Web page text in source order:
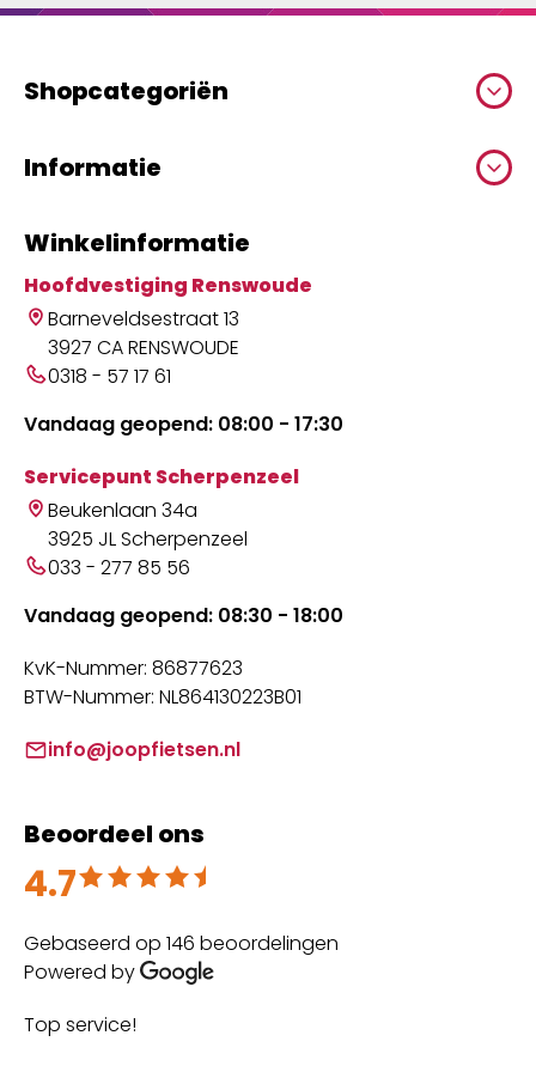
Shopcategoriën
Informatie
Winkelinformatie
Hoofdvestiging Renswoude
Barneveldsestraat 13
3927 CA RENSWOUDE
0318 - 57 17 61
Vandaag geopend: 08:00 - 17:30
Servicepunt Scherpenzeel
Beukenlaan 34a
3925 JL Scherpenzeel
033 - 277 85 56
Vandaag geopend: 08:30 - 18:00
KvK-Nummer: 86877623
BTW-Nummer: NL864130223B01
info@joopfietsen.nl
Beoordeel ons
4.7
Beoordeeld met 4.7 uit 5
Gebaseerd op 146 beoordelingen
Powered by
Top service!